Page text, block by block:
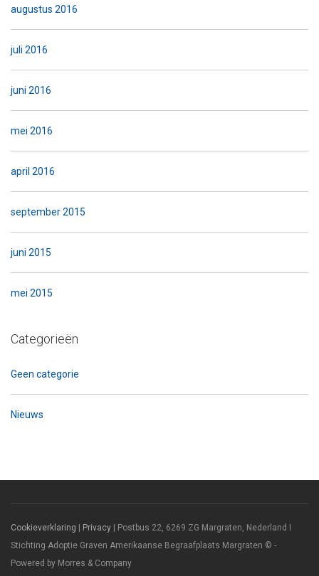
augustus 2016
juli 2016
juni 2016
mei 2016
april 2016
september 2015
juni 2015
mei 2015
Categorieën
Geen categorie
Nieuws
Cookieverklaring Privacy | Postbus 22, 6269 ZG Margraten, Nederland I
Stichting Adoptie Graven Amerikaanse Begraafplaats Margraten © -
Powered by Morres & Company